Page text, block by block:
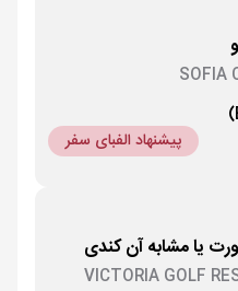
SOFIA
پیشنهاد الفبای سفر
یا مشابه آن کندی
VICTORIA GOLF